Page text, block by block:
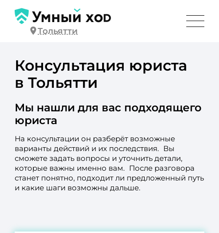
Тольятти
Консультация юриста
в Тольятти
Мы нашли для вас подходящего
юриста
На консультации он разберёт возможные
варианты действий и их последствия. Вы
сможете задать вопросы и уточнить детали,
которые важны именно вам. После разговора
станет понятно, подходит ли предложенный путь
и какие шаги возможны дальше.